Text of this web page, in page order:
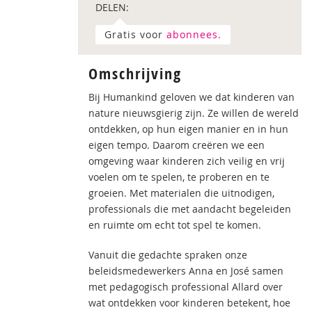
DELEN:
Gratis voor abonnees.
Omschrijving
Bij Humankind geloven we dat kinderen van
nature nieuwsgierig zijn. Ze willen de wereld
ontdekken, op hun eigen manier en in hun
eigen tempo. Daarom creëren we een
omgeving waar kinderen zich veilig en vrij
voelen om te spelen, te proberen en te
groeien. Met materialen die uitnodigen,
professionals die met aandacht begeleiden
en ruimte om echt tot spel te komen.
Vanuit die gedachte spraken onze
beleidsmedewerkers Anna en José samen
met pedagogisch professional Allard over
wat ontdekken voor kinderen betekent, hoe